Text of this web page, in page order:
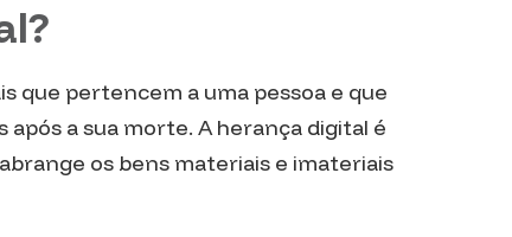
que pertencem a uma pessoa e que
a sua morte. A herança digital é
os bens materiais e imateriais